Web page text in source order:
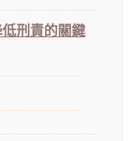
刑責的關鍵